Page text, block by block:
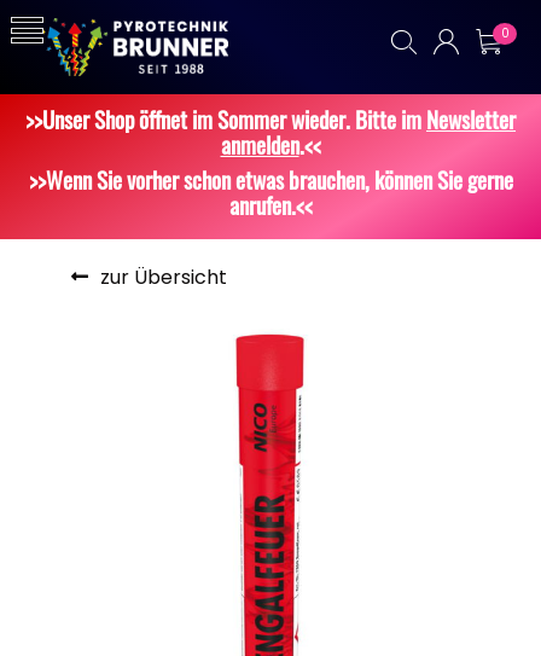
0
>>Unser Shop öffnet im Sommer wieder. Bitte imNewsletter
anmelden.<<
>>Wenn Sie vorher schon etwas brauchen, können Sie gerne
anrufen.<<
zur Übersicht